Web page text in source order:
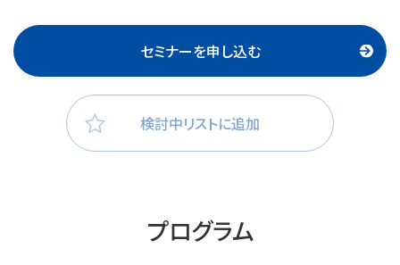
セミナーを申し込む
検討中リストに追加
プログラム